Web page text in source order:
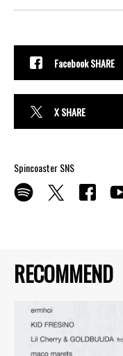
RECOMMEND
Facebook SHARE
X SHARE
Spincoaster SNS